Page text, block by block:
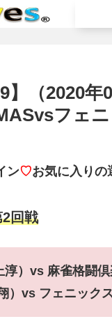
】（2020
フェ
ン♡お気に入りの
回戦
淳）vs 麻雀格闘
）vs フェニック